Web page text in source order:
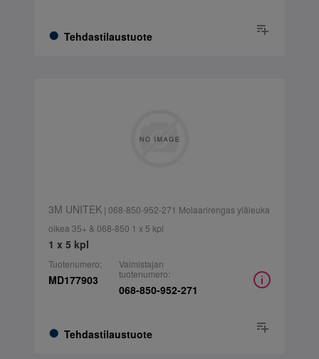
Tehdastilaustuote
3M UNITEK| 068-850-952-271 Molaarirengas yläleuka
oikea 35+ & 068-850 1 x 5 kpl
1 x 5 kpl
Tuotenumero:
MD177903
Tehdastilaustuote
Valmistajan
tuotenumero:
068-850-952-271